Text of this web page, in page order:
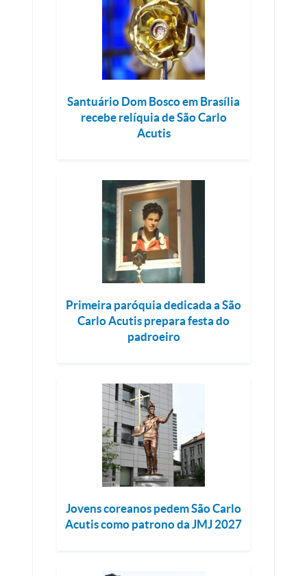
Santuário Dom Bosco em Brasília
recebe relíquia de São Carlo
Acutis
Primeira paróquia dedicada a São
Carlo Acutis prepara festa do
padroeiro
Jovens coreanos pedem São Carlo
Acutis como patrono da JMJ 2027